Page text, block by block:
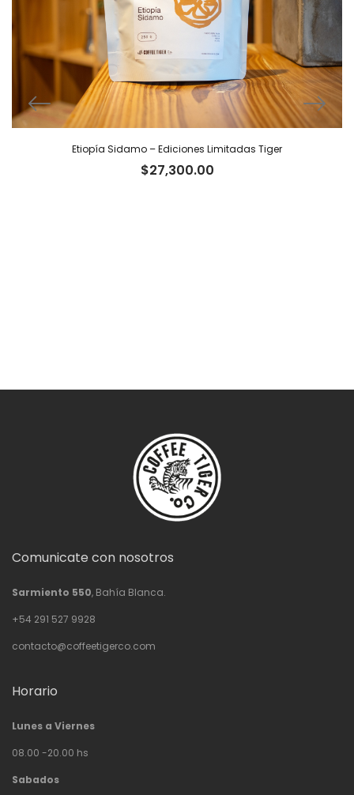
Etiopía Sidamo – Ediciones Limitadas Tiger
$27,300.00
Comunicate con nosotros
Sarmiento 550, Bahía Blanca.
+54 291 527 9928
contacto@coffeetigerco.com
Horario
Lunes a Viernes
08.00 -20.00 hs
Sabados